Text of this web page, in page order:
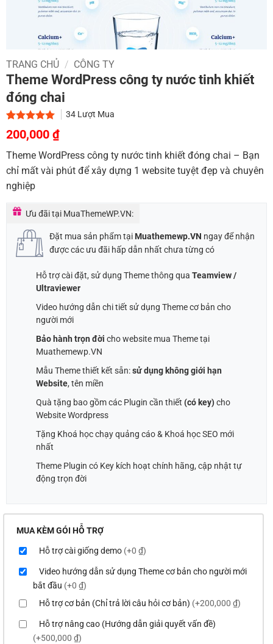
TRANG CHỦ / CÔNG TY
Theme WordPress công ty nước tinh khiết
đóng chai
5.00trên 5
dựa trên
2
34Lượt Mua
Giá
gốc
là:
900,000 ₫.
200,000 ₫Giá
hiện
tại
Theme WordPress công ty nước tinh khiết đóng chai – Bạn
chỉ mất vài phút để xây dựng 1 website tuyệt đẹp và chuyên
nghiệp
Ưu đãi tại MuaThemeWP.VN:
Đặt mua sản phẩm tại Muathemewp.VN ngay để nhận
được các ưu đãi hấp dẫn nhất chưa từng có
Hỗ trợ cài đặt, sử dụng Theme thông qua Teamview /
Ultraviewer
Video hướng dẫn chi tiết sử dụng Theme cơ bản cho
người mới
Bảo hành trọn đời cho website mua Theme tại
Muathemewp.VN
Mẫu Theme thiết kết sẵn:sử dụng không giới hạn
Website, tên miền
Quà tặng bao gồm các Plugin cần thiết (có key)cho
Website Wordpress
Tặng Khoá học chạy quảng cáo & Khoá học SEO mới
nhất
Theme Plugin có Key kích hoạt chính hãng, cập nhật tự
động trọn đời
MUA KÈM GÓI HỖ TRỢ
Hỗ trợ cài giống demo (+0 ₫)
Video hướng dẫn sử dụng Theme cơ bản cho người mới
bắt đầu (+0 ₫)
Hỗ trợ cơ bản (Chỉ trả lời câu hỏi cơ bản) (+200,000 ₫)
Hỗ trợ nâng cao (Hướng dẫn giải quyết vấn đề)
(+500,000 ₫)